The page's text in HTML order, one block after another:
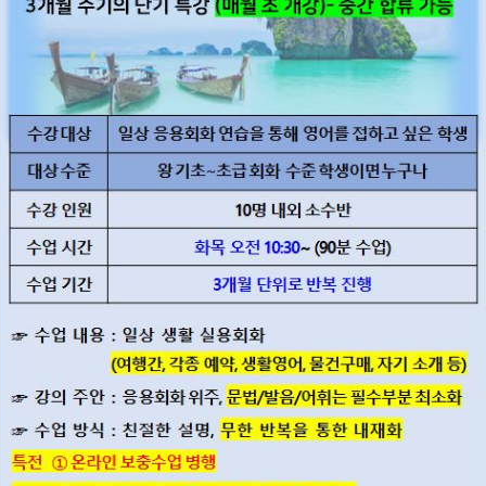
문법의 이해와 숙달
활에서 가장 많이 쓰이는 회화를 중심으로 듣기, 말하기, 쓰기 중점 숙달
핵심 구문 안전 암기/체득
간 자연스럽게 배운 문법과 구문을 접목할 수 있는 수준
치 중국인 끼리 하는 대화를 어느 정도 이해하는 상태
반 편입이 가능한 상태